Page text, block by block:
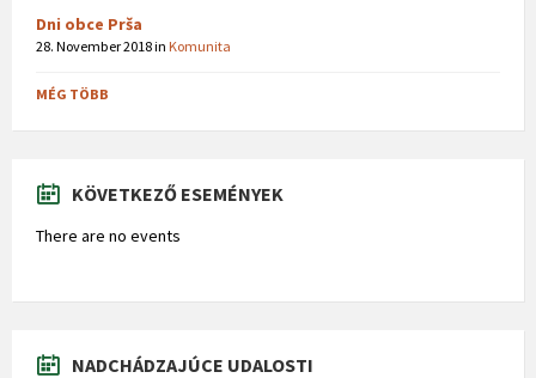
Dni obce Prša
28. November 2018in Komunita
MÉG TÖBB
KÖVETKEZŐ ESEMÉNYEK
There are no events
NADCHÁDZAJÚCE UDALOSTI